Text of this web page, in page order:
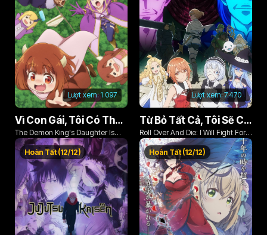
Lượt xem:1.097
Vì Con Gái, Tôi Có Thể Đánh Bại Cả Ma Vương
The Demon King's Daughter Is
Too Kind!!
Lượt xem: 7.470
Từ Bỏ Tất Cả, Tôi Sẽ Chiến Đấu Cho Một Cuộc Sống Bình Thường Với Tình Yêu Của Đời Mình Và Chiếc Thanh Kiếm Bị Nguyền Rủa!
Roll Over And Die: I Will Fight For
An Ordinary Life With My Love And
Cursed Sword!
Hoàn Tất (12/12) Hoàn Tất (12/12)